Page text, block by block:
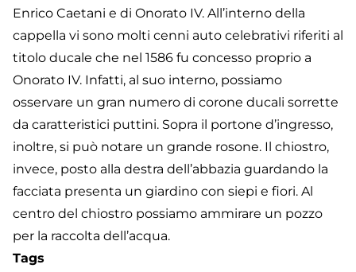
Enrico Caetani e di Onorato IV. All’interno della
cappella vi sono molti cenni auto celebrativi riferiti al
titolo ducale che nel 1586 fu concesso proprio a
Onorato IV. Infatti, al suo interno, possiamo
osservare un gran numero di corone ducali sorrette
da caratteristici puttini. Sopra il portone d’ingresso,
inoltre, si può notare un grande rosone. Il chiostro,
invece, posto alla destra dell’abbazia guardando la
facciata presenta un giardino con siepi e fiori. Al
centro del chiostro possiamo ammirare un pozzo
per la raccolta dell’acqua.
Tags